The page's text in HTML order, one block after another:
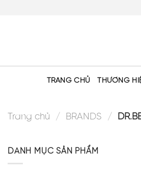
TRANG CHỦ THƯƠNG
Trang chủ / BRANDS /
DANH MỤC SẢN PHẨM